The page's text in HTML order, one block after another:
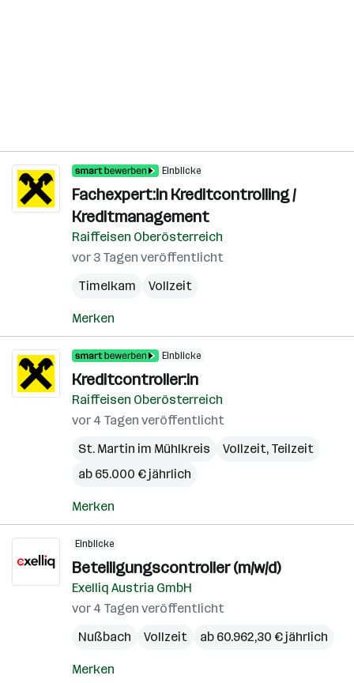
Einblicke
Fachexpert:in Kreditcontrolling /
Kreditmanagement
Raiffeisen Oberösterreich
vor 3 Tagen veröffentlicht
Timelkam
Vollzeit
Merken
Einblicke
Kreditcontroller:in
Raiffeisen Oberösterreich
vor 4 Tagen veröffentlicht
St. Martin im Mühlkreis
Vollzeit, Teilzeit
ab 65.000 € jährlich
Merken
Einblicke
Beteiligungscontroller (m/w/d)
Exelliq Austria GmbH
vor 4 Tagen veröffentlicht
Nußbach
Vollzeit ab 60.962,30 € jährlich
Merken